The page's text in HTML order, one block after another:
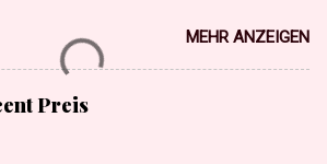
MEHR ANZEIGEN
Preis